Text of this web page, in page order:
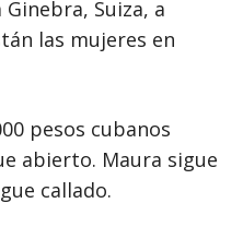
Suiza, a
las mujeres en
pesos cubanos
abierto. Maura sigue
callado.